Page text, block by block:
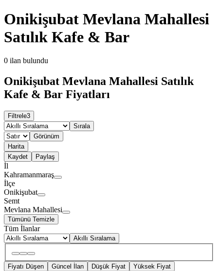
Onikişubat Mevlana Mahallesi
Satılık Kafe & Bar
0 ilan bulundu
Onikişubat Mevlana Mahallesi Satılık
Kafe & Bar Fiyatları
Filtrele3
Sırala
Görünüm
Harita
Kaydet
Paylaş
İl
Kahramanmaraş
İlçe
Onikişubat
Semt
Mevlana Mahallesi
Tümünü Temizle
Tüm İlanlar
Akıllı Sıralama
Fiyatı Düşen Güncel İlan Düşük Fiyat Yüksek Fiyat